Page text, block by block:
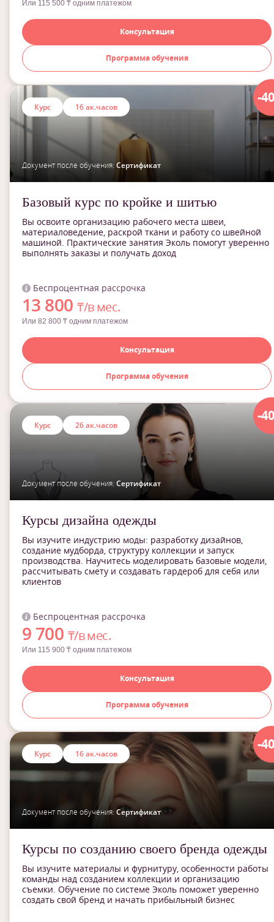
Или 115 500 ₸ одним платежом
Консультация
Программа обучения
-
Курс 16 ак.часов
Документ после обучения:Сертификат
Базовый курс по кройке и шитью
Вы освоите организацию рабочего места швеи,
материаловедение, раскрой ткани и работу со швейной
машиной. Практические занятия Эколь помогут уверенно
выполнять заказы и получать доход
Беспроцентная рассрочка
13 800₸/в мес.
Или 82 800 ₸ одним платежом
Консультация
Программа обучения
-
Курс 26 ак.часов
Документ после обучения: Сертификат
Курсы дизайна одежды
Вы изучите индустрию моды: разработку дизайнов,
создание мудборда, структуру коллекции и запуск
производства. Научитесь моделировать базовые модели,
рассчитывать смету и создавать гардероб для себя или
клиентов
Беспроцентная рассрочка
9 700 ₸/в мес.
Или 115 900 ₸ одним платежом
Консультация
Программа обучения
-
Курс 16 ак.часов
Документ после обучения: Сертификат
Курсы по созданию своего бренда одежды
Вы изучите материалы и фурнитуру, особенности работы
команды над созданием коллекции и организацию
съемки. Обучение по системе Эколь поможет уверенно
создать свой бренд и начать прибыльный бизнес